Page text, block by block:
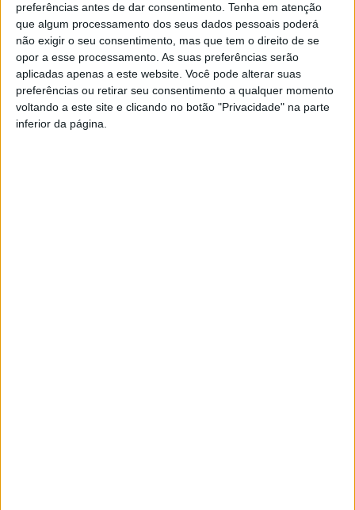
preferências antes de dar consentimento. Tenha em atenção
que algum processamento dos seus dados pessoais poderá
não exigir o seu consentimento, mas que tem o direito de se
opor a esse processamento. As suas preferências serão
aplicadas apenas a este website. Você pode alterar suas
preferências ou retirar seu consentimento a qualquer momento
voltando a este site e clicando no botão "Privacidade" na parte
inferior da página.
Azemeis.net
21 de Maio de 2025, 14:56